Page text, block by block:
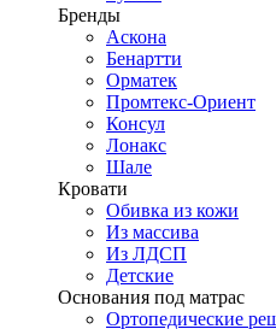
Бренды
Аскона
Бенартти
Орматек
Промтекс-Ориент
Консул
Лонакс
Шале
Кровати
Обивка из кожи
Из массива
Из ЛДСП
Детские
Основания под матрас
Ортопедические